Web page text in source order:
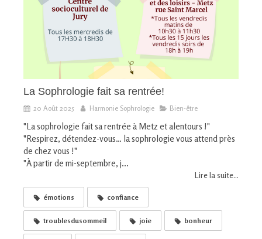
La Sophrologie fait sa rentrée!
20 Août 2025 Harmonie Sophrologie Bien-être
"La sophrologie fait sa rentrée à Metz et alentours !"
"Respirez, détendez-vous… la sophrologie vous attend près
de chez vous !"
"À partir de mi-septembre, j...
Lire la suite...
émotions confiance
troublesdusommeil joie bonheur